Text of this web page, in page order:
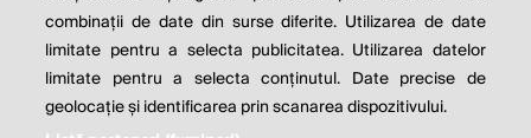
este parte a
combinații de date din surse diferite. Utilizarea de date
limitate pentru a selecta publicitatea. Utilizarea datelor
limitate pentru a selecta conținutul. Date precise de
geolocație și identificarea prin scanarea dispozitivului.